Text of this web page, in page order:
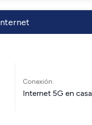
Conexión:
Internet 5G en casa